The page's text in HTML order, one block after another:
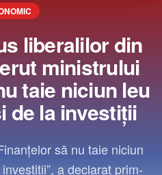
liberalilor din
ministrului
taie niciun leu
de la investiţii
să nu taie niciun
a declarat prim-